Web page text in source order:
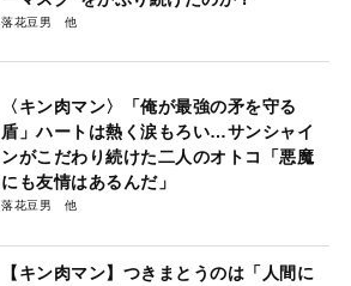
落花豆男
〈キン肉マン〉「俺が最強の矛を守る
盾」ハートは熱く涙もろい…サンシャイ
ンがこだわり続けた二人のオトコ「悪魔
にも友情はあるんだ」
落花豆男
【キン肉マン】つきまとうのは「人間に